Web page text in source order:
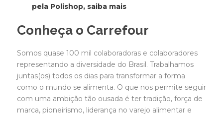
pela Polishop, saiba mais
Conheça o Carrefour
Somos quase 100 mil colaboradoras e colaboradores
representando a diversidade do Brasil. Trabalhamos
juntas(os) todos os dias para transformar a forma
como o mundo se alimenta. O que nos permite seguir
com uma ambição tão ousada é ter tradição, força de
marca, pioneirismo, liderança no varejo alimentar e